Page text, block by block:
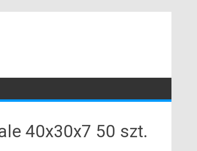
40x30x7 50 szt.